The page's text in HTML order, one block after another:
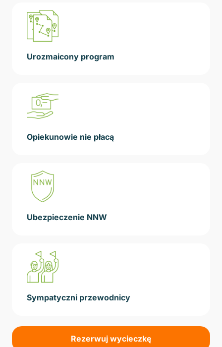
Urozmaicony program
Opiekunowie nie płacą
Ubezpieczenie NNW
Sympatyczni przewodnicy
Rezerwuj wycieczkę